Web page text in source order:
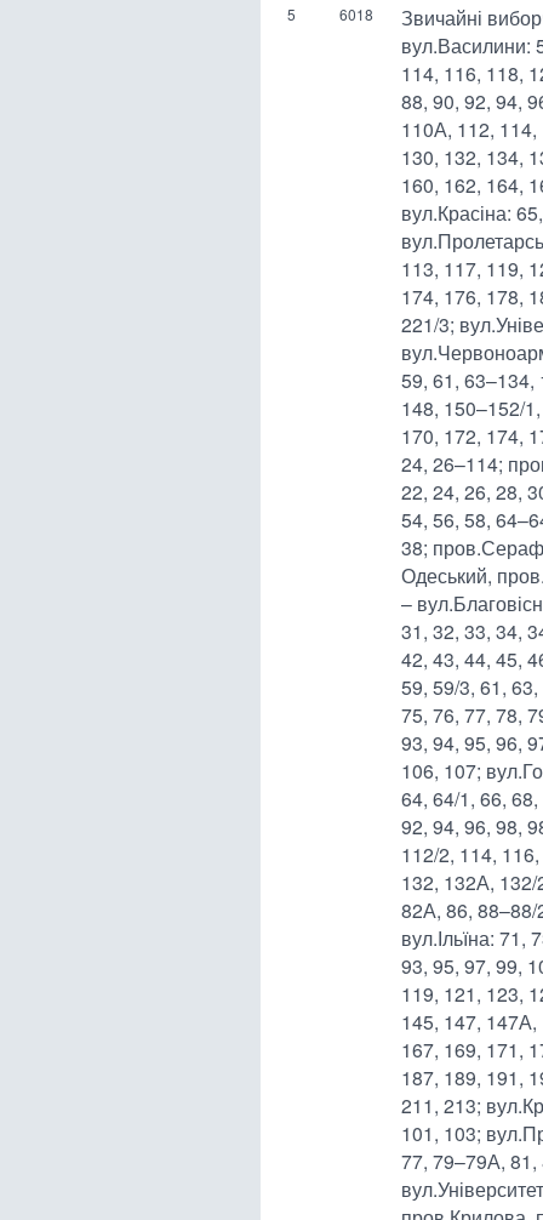
5 6018
Звичайні
вул.Василини:
114, 116, 118,
88, 90, 92, 94,
110А, 112,
130, 132, 134,
160, 162, 164,
вул.Красіна:
113, 117, 119,
174, 176, 178,
221/3;
59, 61, 63–134,
148, 150–152/
170, 172, 174,
24, 26–114;
22, 24, 26, 28,
54, 56, 58,
38;
Одеський,
–
31, 32, 33, 34,
42, 43, 44, 45,
59, 59/3, 61,
75, 76, 77, 78,
93, 94, 95, 96,
106, 107;
64, 64/1, 66,
92, 94, 96, 98,
112/2, 114,
132, 132А, 132/
82А, 86,
вул.Ільїна:
93, 95, 97, 99,
119, 121, 123,
145, 147,
167, 169, 171,
187, 189, 191,
211, 213;
101, 103;
77, 79–79А, 81,